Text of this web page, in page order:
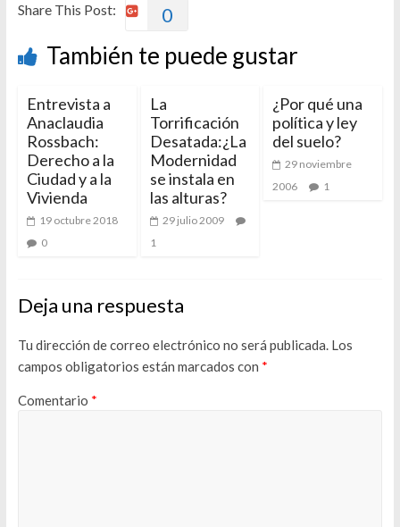
Share This Post: 0
También te puede gustar
Entrevista a
Anaclaudia
Rossbach:
Derecho a la
Ciudad y a la
Vivienda
19 octubre 2018
0
La
Torrificación
Desatada:¿La
Modernidad
se instala en
las alturas?
29 julio 2009
1
¿Por qué una
política y ley
del suelo?
29 noviembre
2006
1
Deja una respuesta
Tu dirección de correo electrónico no será publicada. Los
campos obligatorios están marcados con *
Comentario *